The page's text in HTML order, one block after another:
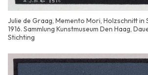
Julie de Graag, Memento Mori, Holzschnitt in
1916. Sammlung Kunstmuseum Den Haag,
Stichting